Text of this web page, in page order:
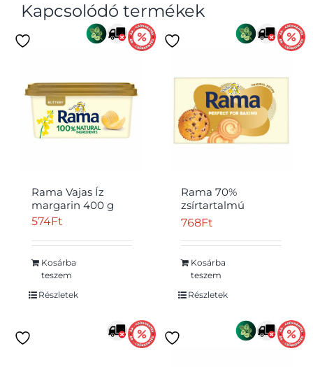
Kapcsolódó termékek
Rama Vajas Íz
margarin 400 g
574Ft
Kosárba
teszem
Részletek
Rama 70%
zsírtartalmú
margarin 500 g
768Ft
Kosárba
teszem
Részletek